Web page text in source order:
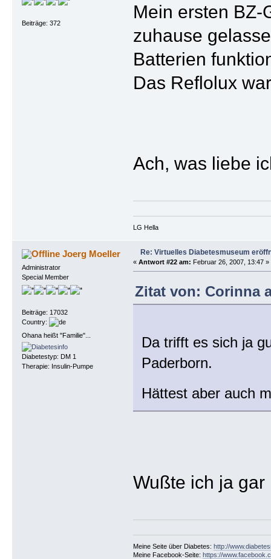
Beiträge: 372
Mein ersten BZ-
zuhause
Batterien
Das Reflolux
Ach, was liebe
LG Hella
Joerg Moeller
Administrator
Special Member
Beiträge: 17032
Country:
Ohana heißt "Familie"...
Diabetestyp: DM 1
Therapie: Insulin-Pumpe
Re: Virtuelles Diabetesmuseum
« Antwort #22 am: Februar 26, 2007, 13:47 »
Zitat von: Corinna
Da trifft es sich ja
Paderborn.
Hättest aber auch
Wußte ich ja
Meine Seite über Diabetes: http://
Meine Facebook-Seite: https://